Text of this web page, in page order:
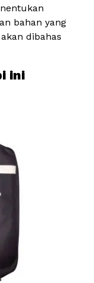
bahan yang
dibahas
ini